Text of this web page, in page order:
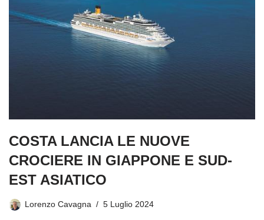
COSTA LANCIA LE NUOVE
CROCIERE IN GIAPPONE E SUD-
EST ASIATICO
Lorenzo Cavagna 5 Luglio 2024